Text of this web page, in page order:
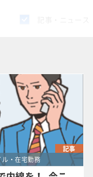
情報共有
クリア
記事
・在宅勤務